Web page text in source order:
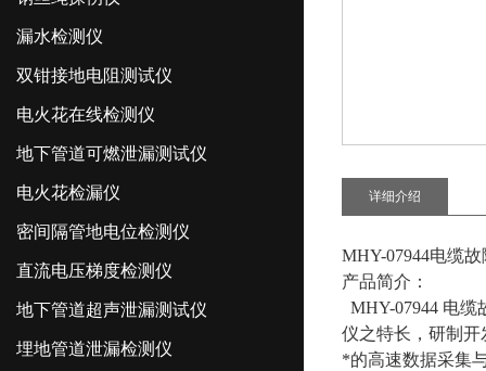
漏水检测仪
双钳接地电阻测试仪
电火花在线检测仪
地下管道可燃泄漏测试仪
电火花检漏仪
密间隔管地电位检测仪
直流电压梯度检测仪
地下管道超声泄漏测试仪
埋地管道泄漏检测仪
详细介绍
MHY-07944电缆
产品简介：
MHY-07944 电
仪之特长，研制
*的高速数据采集